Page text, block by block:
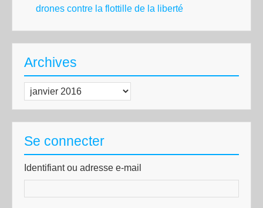
drones contre la flottille de la liberté
Archives
Archives
Se connecter
Identifiant ou adresse e-mail